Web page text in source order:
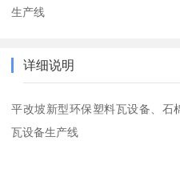
生产线
详细说明
平改坡新型环保塑料瓦设备、石
瓦设备生产线